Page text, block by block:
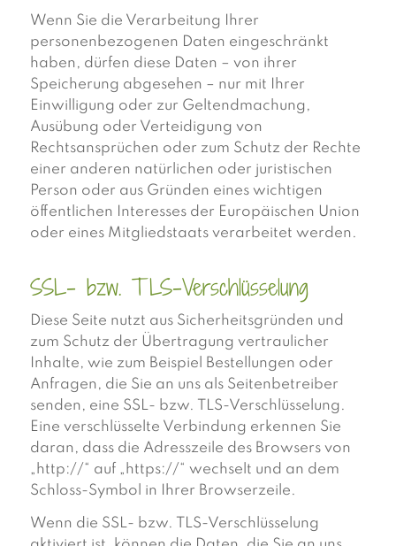
Wenn Sie die Verarbeitung Ihrer
personenbezogenen Daten eingeschränkt
haben, dürfen diese Daten – von ihrer
Speicherung abgesehen – nur mit Ihrer
Einwilligung oder zur Geltendmachung,
Ausübung oder Verteidigung von
Rechtsansprüchen oder zum Schutz der Rechte
einer anderen natürlichen oder juristischen
Person oder aus Gründen eines wichtigen
öffentlichen Interesses der Europäischen Union
oder eines Mitgliedstaats verarbeitet werden.
SSL- bzw. TLS-Verschlüsselung
Diese Seite nutzt aus Sicherheitsgründen und
zum Schutz der Übertragung vertraulicher
Inhalte, wie zum Beispiel Bestellungen oder
Anfragen, die Sie an uns als Seitenbetreiber
senden, eine SSL- bzw. TLS-Verschlüsselung.
Eine verschlüsselte Verbindung erkennen Sie
daran, dass die Adresszeile des Browsers von
„http://“ auf „https://“ wechselt und an dem
Schloss-Symbol in Ihrer Browserzeile.
Wenn die SSL- bzw. TLS-Verschlüsselung